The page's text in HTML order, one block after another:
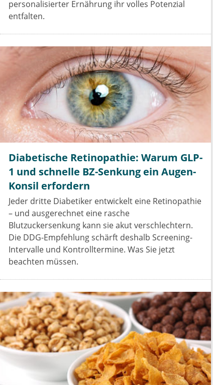
personalisierter Ernährung ihr volles Potenzial
entfalten.
Diabetische Retinopathie: Warum GLP-
1 und schnelle BZ-Senkung ein Augen-
Konsil erfordern
Jeder dritte Diabetiker entwickelt eine Retinopathie
– und ausgerechnet eine rasche
Blutzuckersenkung kann sie akut verschlechtern.
Die DDG-Empfehlung schärft deshalb Screening-
Intervalle und Kontrolltermine. Was Sie jetzt
beachten müssen.